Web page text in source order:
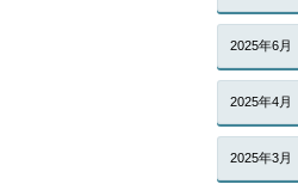
2025年6月
2025年4月
2025年3月